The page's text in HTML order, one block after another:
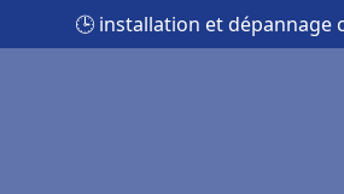
🕒 installation et dépannage